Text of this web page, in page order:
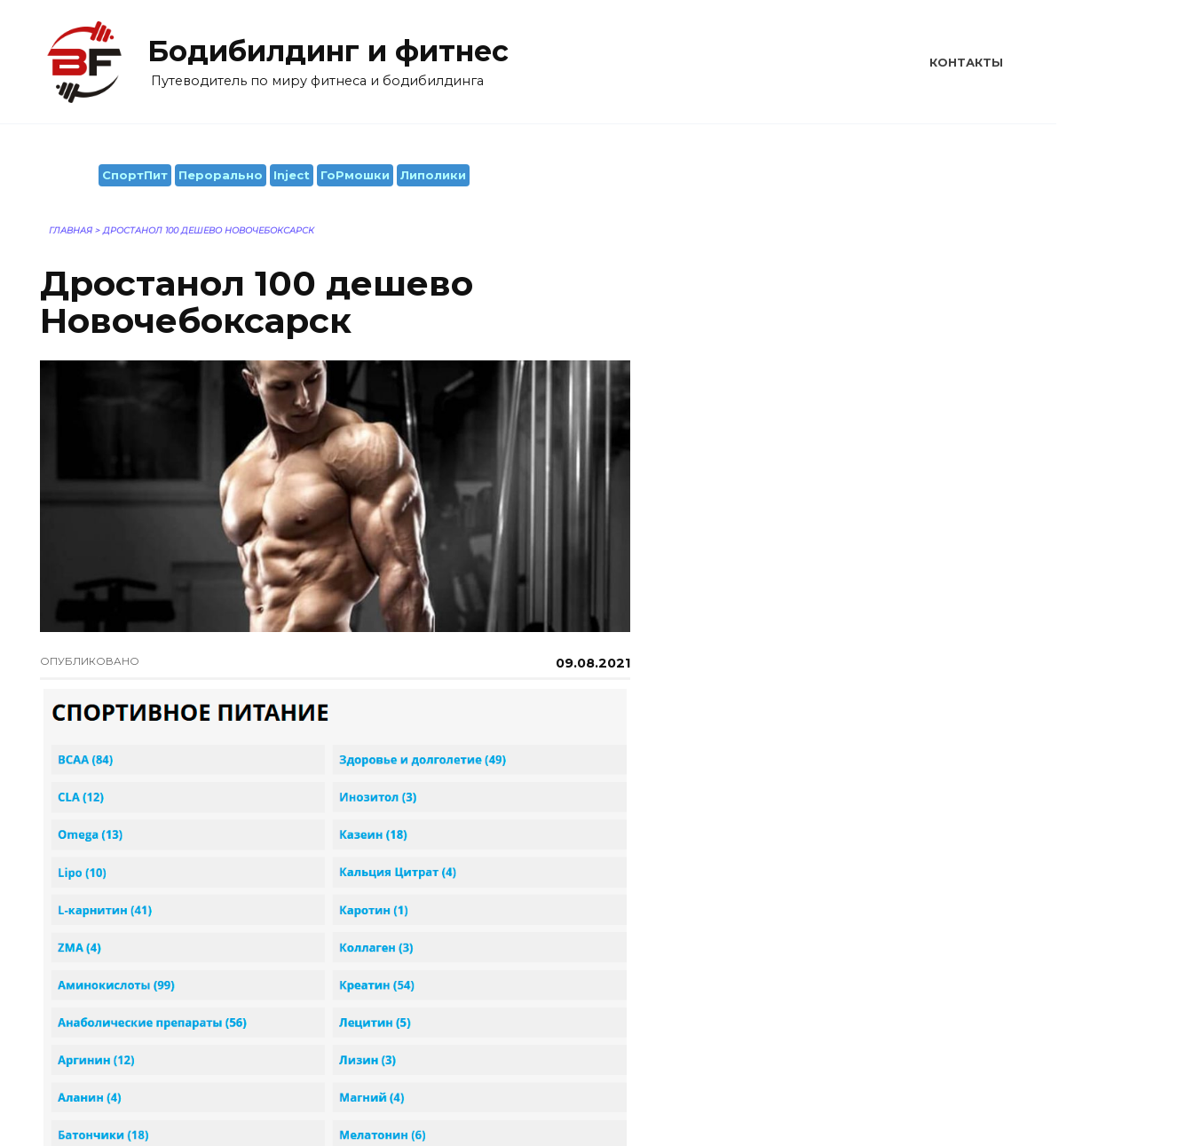
содержанию
Бодибилдинг и фитнес
Путеводитель по миру фитнеса и бодибилдинга
КОНТАКТЫ
СпортПит Перорально Inject ГоРмошки Липолики
ГЛАВНАЯ > ДРОСТАНОЛ 100 ДЕШЕВО НОВОЧЕБОКСАРСК
Дростанол 100 дешево
Новочебоксарск
ОПУБЛИКОВАНО 09.08.2021